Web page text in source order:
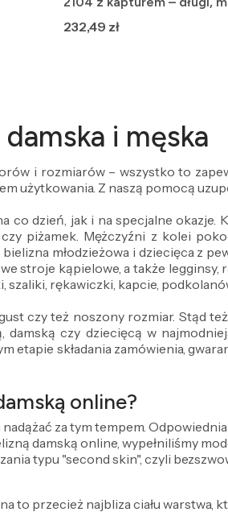
wygodny
Cena
232,49 zł
i męska
i rozmiarów – wszystko to
użytkowania. Z naszą pomocą
co dzień, jak i na specjalne
piżamek. Mężczyźni z kolei
młodzieżowa i dziecięca z
stroje kąpielowe, a także
rękawiczki, kapcie,
czy też noszony rozmiar. Stąd
czy dziecięcą w
składania zamówienia,
online?
za tym tempem.
damską online, wypełniliśmy
typu "second skin", czyli
to przecież najbliza ciału warstwa,